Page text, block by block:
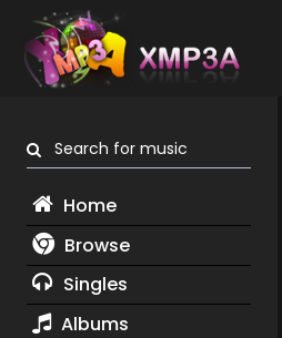
Search for music
Home
Browse
Singles
Albums